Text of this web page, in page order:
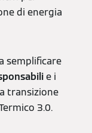
di energia
semplificare
e i
transizione
3.0.